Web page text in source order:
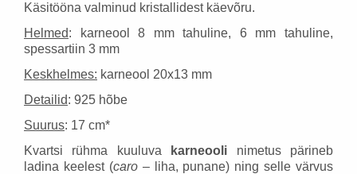
Käsitööna valminud kristallidest käevõru.
Helmed: karneool 8 mm tahuline, 6 mm tahuline,
spessartiin 3 mm
Keskhelmes: karneool 20x13 mm
Detailid: 925 hõbe
Suurus: 17 cm*
Kvartsi rühma kuuluva
karneooli nimetus pärineb
ladina keelest (caro – liha, punane) ning selle värvus